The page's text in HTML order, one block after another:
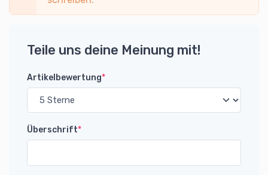
Teile uns deine Meinung mit!
Artikelbewertung*
Überschrift*